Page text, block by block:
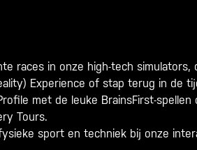
races in onze high-tech
Experience of stap terug in de
met de leuke BrainsFirst-
Tours.
sport en techniek bij onze